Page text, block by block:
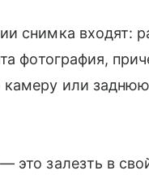
снимка входят:
фотография,
камеру или
это залезть в